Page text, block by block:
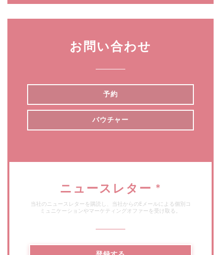
お問い合わせ
予約
バウチャー
ニュースレター *
当社のニュースレターを購読し、当社からのEメールによる個別コ
ミュニケーションやマーケティングオファーを受け取る。